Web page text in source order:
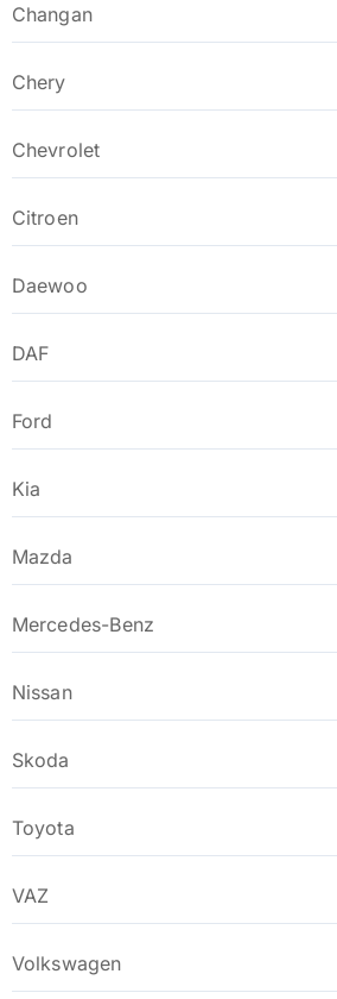
Changan
Chery
Chevrolet
Citroen
Daewoo
DAF
Ford
Kia
Mazda
Mercedes-Benz
Nissan
Skoda
Toyota
VAZ
Volkswagen